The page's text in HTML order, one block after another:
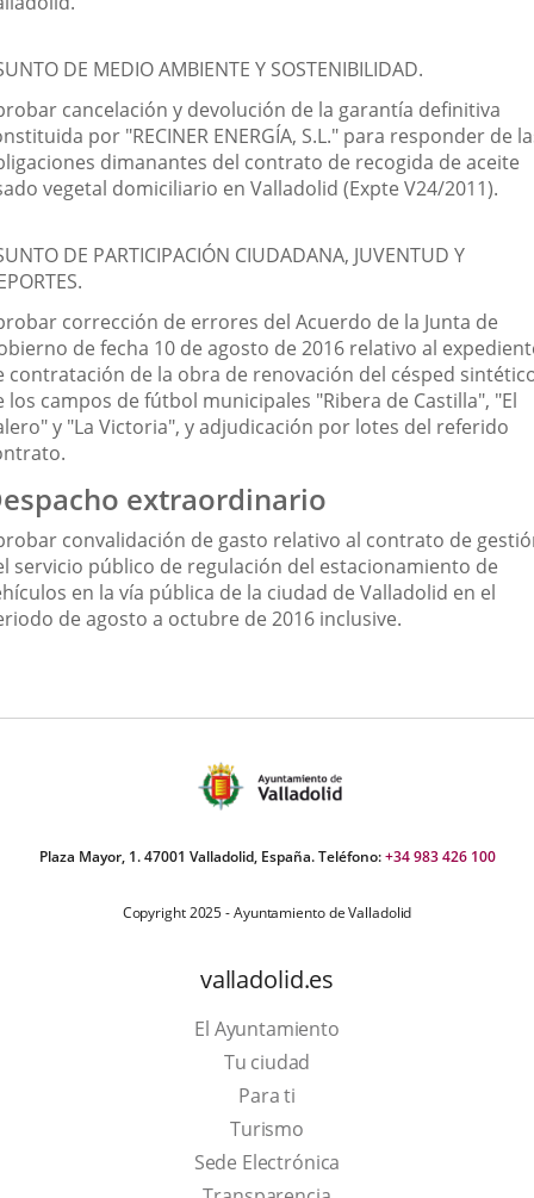
DE MEDIO AMBIENTE Y SOSTENIBILIDAD.
cancelación y devolución de la garantía definitiva
por "RECINER ENERGÍA, S.L." para responder de
dimanantes del contrato de recogida de aceite
vegetal domiciliario en Valladolid (Expte V24/2011).
DE PARTICIPACIÓN CIUDADANA, JUVENTUD Y
corrección de errores del Acuerdo de la Junta de
de fecha 10 de agosto de 2016 relativo al
contratación de la obra de renovación del césped
los campos de fútbol municipales "Ribera de Castilla", "El
y "La Victoria", y adjudicación por lotes del referido
extraordinario
convalidación de gasto relativo al contrato de
servicio público de regulación del estacionamiento de
en la vía pública de la ciudad de Valladolid en el
de agosto a octubre de 2016 inclusive.
Plaza Mayor, 1. 47001 Valladolid, España. Teléfono:+34 983 426 100
Copyright 2025 - Ayuntamiento de Valladolid
valladolid.es
El Ayuntamiento
Tu ciudad
Para ti
TurismoThis
link
Sede Electrónica